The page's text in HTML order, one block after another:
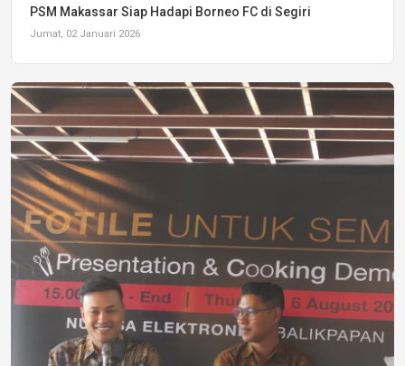
PSM Makassar Siap Hadapi Borneo FC di Segiri
Jumat, 02 Januari 2026